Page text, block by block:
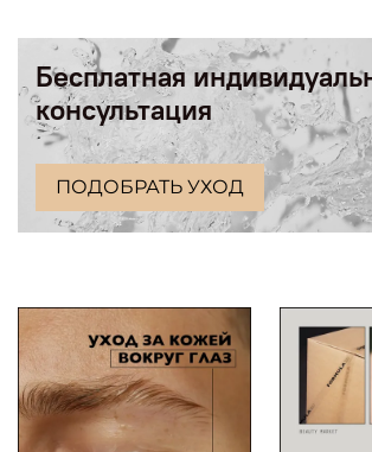
Бесплатная
консультация
ПОДОБРАТЬ УХОД